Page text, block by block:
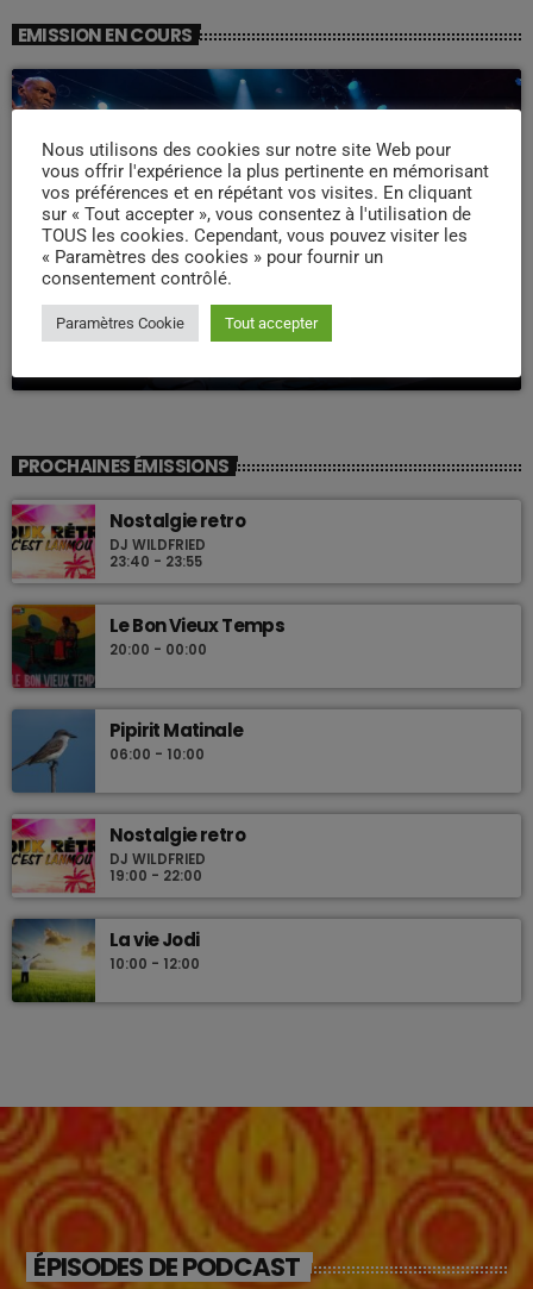
EMISSION EN COURS
WEEK -END COMPAS
Week end Compas Familly
09:00 - 19:00
PROCHAINES ÉMISSIONS
Nostalgie retro
DJ WILDFRIED
23:40 - 23:55
Le Bon Vieux Temps
20:00 - 00:00
Pipirit Matinale
06:00 - 10:00
Nostalgie retro
DJ WILDFRIED
19:00 - 22:00
La vie Jodi
10:00 - 12:00
ÉPISODES DE PODCAST
Nous utilisons des cookies sur notre site Web pour
vous offrir l'expérience la plus pertinente en mémorisant
vos préférences et en répétant vos visites. En cliquant
sur « Tout accepter », vous consentez à l'utilisation de
TOUS les cookies. Cependant, vous pouvez visiter les
« Paramètres des cookies » pour fournir un
consentement contrôlé.
Paramètres Cookie Tout accepter